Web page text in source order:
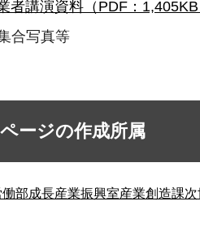
者講演資料（PDF：1,405KB
合写真等
ージの作成所属
部成長産業振興室産業創造課